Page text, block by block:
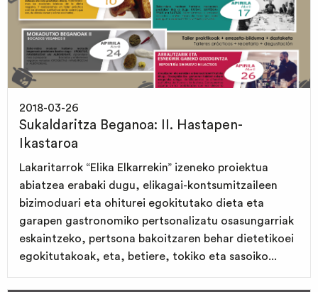
2018-03-26
Sukaldaritza Beganoa: II. Hastapen-
Ikastaroa
Lakaritarrok “Elika Elkarrekin” izeneko proiektua
abiatzea erabaki dugu, elikagai-kontsumitzaileen
bizimoduari eta ohiturei egokitutako dieta eta
garapen gastronomiko pertsonalizatu osasungarriak
eskaintzeko, pertsona bakoitzaren behar dietetikoei
egokitutakoak, eta, betiere, tokiko eta sasoiko...